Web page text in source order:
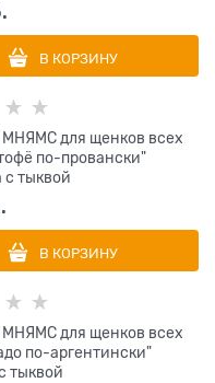
В КОРЗИНУ
МНЯМС для щенков всех
по-провански"
с тыквой
В КОРЗИНУ
МНЯМС для щенков всех
по-аргентински"
тыквой